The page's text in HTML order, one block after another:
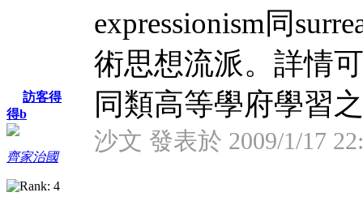
訪客得
得b
齊家治國
expressionism同
術思想流派。詳情
同類高等學府學習
沙文 發表於 2009/1/17